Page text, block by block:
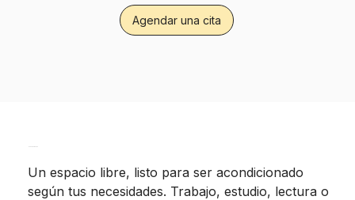
Agendar una cita
Un espacio libre, listo para ser acondicionado
según tus necesidades. Trabajo, estudio, lectura o